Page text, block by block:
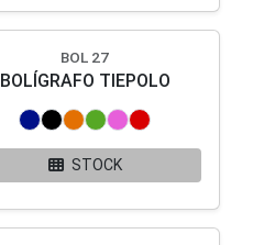
BOL 27
BOLÍGRAFO TIEPOLO
STOCK